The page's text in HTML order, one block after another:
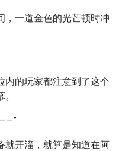
，一道金色的光芒顿时冲
内的玩家都注意到了这个
就开溜，就算是知道在阿